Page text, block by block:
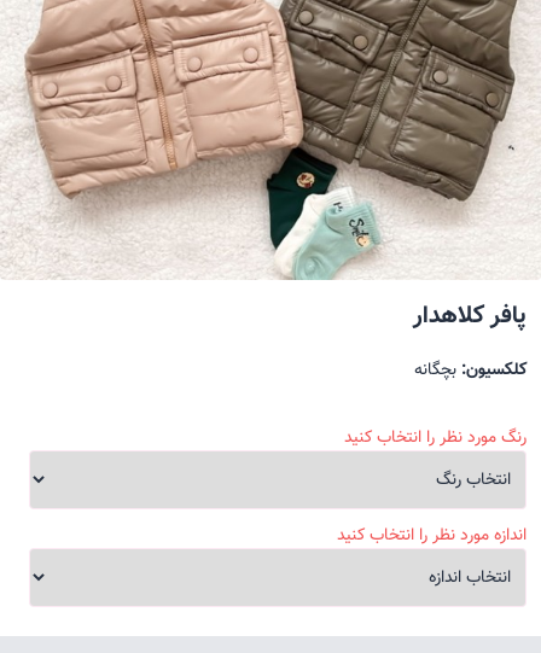
پافر کلاهدار
کلکسیون: بچگانه
رنگ مورد نظر را انتخاب کنید
اندازه مورد نظر را انتخاب کنید